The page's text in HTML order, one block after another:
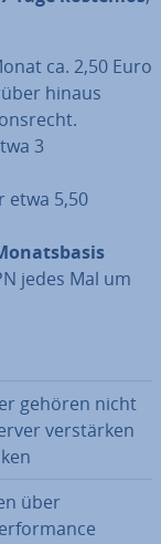
ca. 2,50 Euro
hinaus
3
etwa 5,50
jedes Mal um
gehören nicht
ver­stär­ken
über